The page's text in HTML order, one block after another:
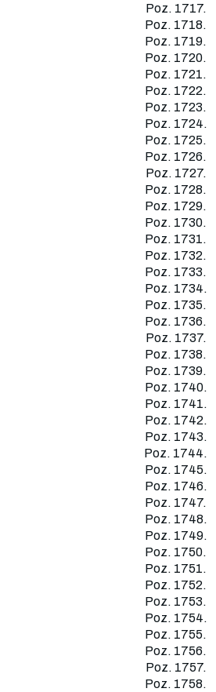
Poz. 1717.
Poz. 1718.
Poz. 1719.
Poz. 1720.
Poz. 1721.
Poz. 1722.
Poz. 1723.
Poz. 1724.
Poz. 1725.
Poz. 1726.
Poz. 1727.
Poz. 1728.
Poz. 1729.
Poz. 1730.
Poz. 1731.
Poz. 1732.
Poz. 1733.
Poz. 1734.
Poz. 1735.
Poz. 1736.
Poz. 1737.
Poz. 1738.
Poz. 1739.
Poz. 1740.
Poz. 1741.
Poz. 1742.
Poz. 1743.
Poz. 1744.
Poz. 1745.
Poz. 1746.
Poz. 1747.
Poz. 1748.
Poz. 1749.
Poz. 1750.
Poz. 1751.
Poz. 1752.
Poz. 1753.
Poz. 1754.
Poz. 1755.
Poz. 1756.
Poz. 1757.
Poz. 1758.